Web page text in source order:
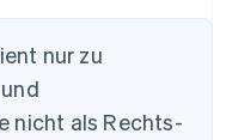
nur zu
nicht als Rechts-